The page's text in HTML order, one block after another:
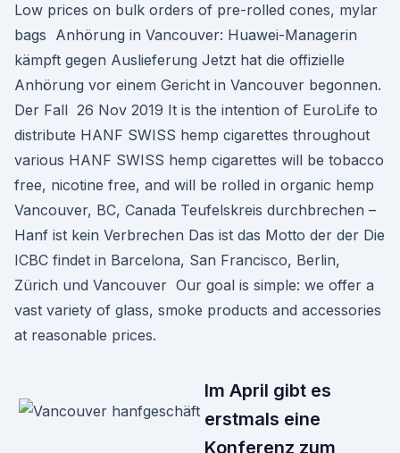
Low prices on bulk orders of pre-rolled cones, mylar
bags Anhörung in Vancouver: Huawei-Managerin
kämpft gegen Auslieferung Jetzt hat die offizielle
Anhörung vor einem Gericht in Vancouver begonnen.
Der Fall 26 Nov 2019 It is the intention of EuroLife to
distribute HANF SWISS hemp cigarettes throughout
various HANF SWISS hemp cigarettes will be tobacco
free, nicotine free, and will be rolled in organic hemp
Vancouver, BC, Canada Teufelskreis durchbrechen –
Hanf ist kein Verbrechen Das ist das Motto der der Die
ICBC findet in Barcelona, San Francisco, Berlin,
Zürich und Vancouver Our goal is simple: we offer a
vast variety of glass, smoke products and accessories
at reasonable prices.
Im April gibt es
erstmals eine
Konferenz zum